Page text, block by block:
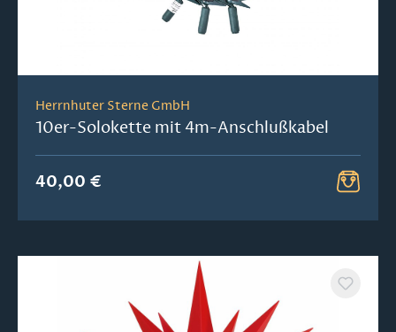
Herrnhuter Sterne GmbH
10er-Solokette mit 4m-Anschlußkabel
40,00 €